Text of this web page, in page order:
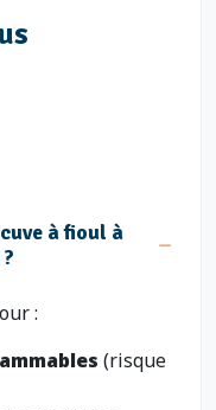
à fioul à
:
(risque